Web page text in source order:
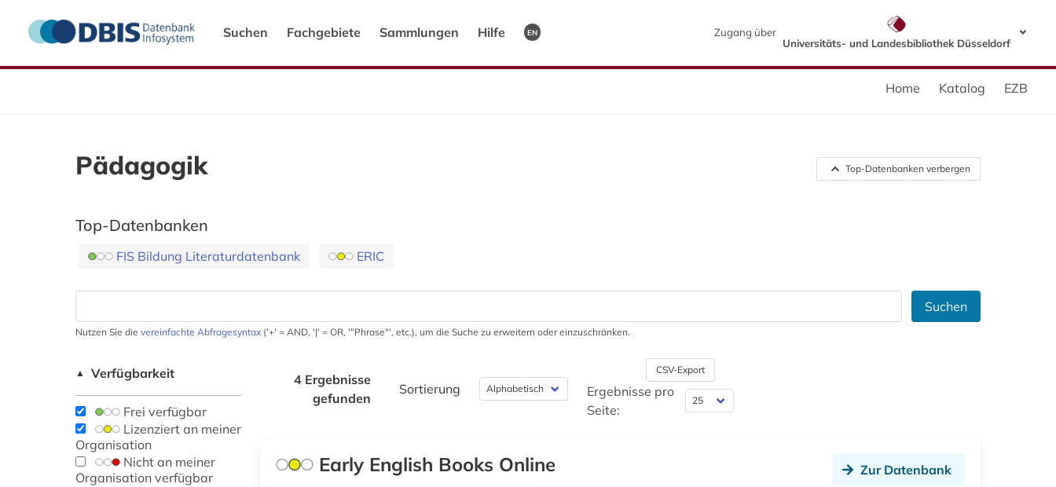
Suchen Fachgebiete Sammlungen Hilfe EN
Zugang über
Universitäts- und Landesbibliothek Düsseldorf
Home Katalog EZB
Top-Datenbanken verbergen
Pädagogik
Top-Datenbanken
FIS Bildung Literaturdatenbank ERIC
Suchen
Nutzen Sie die vereinfachte Abfragesyntax ('+' = AND, '|' = OR, '"Phrase"', etc.), um die Suche zu erweitern oder einzuschränken.
▲ Verfügbarkeit
Frei verfügbar
Lizenziert an meiner
Organisation
Nicht an meiner
Organisation verfügbar
4 Ergebnisse
gefunden
Sortierung
CSV-Export
Ergebnisse pro
Seite:
Early English Books Online Zur Datenbank